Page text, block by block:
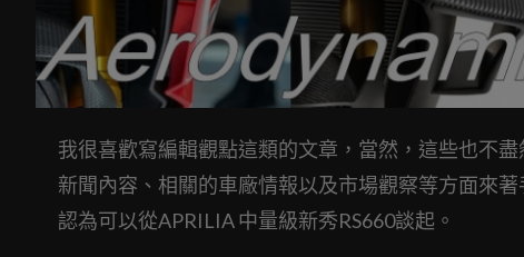
我很喜歡寫編輯觀點這類的文章，當然，這些也不
新聞內容、相關的車廠情報以及市場觀察等方面來
認為可以從APRILIA 中量級新秀RS660談起。